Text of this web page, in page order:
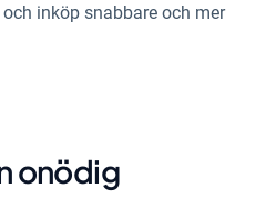
inköp snabbare och mer
onödig